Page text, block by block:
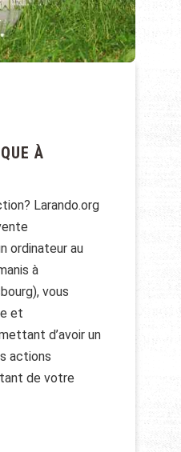
À
Larando.org
ordinateur au
à
vous
et
d’avoir un
actions
de votre
À STRASBOURG